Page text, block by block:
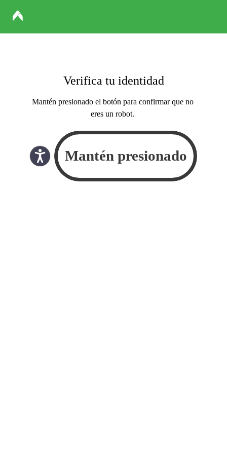
Verifica tu identidad
Mantén presionado el botón para confirmar que no
eres un robot.